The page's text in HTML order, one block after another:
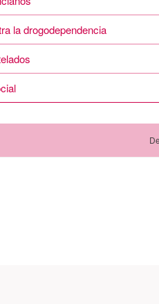
la drogodependencia